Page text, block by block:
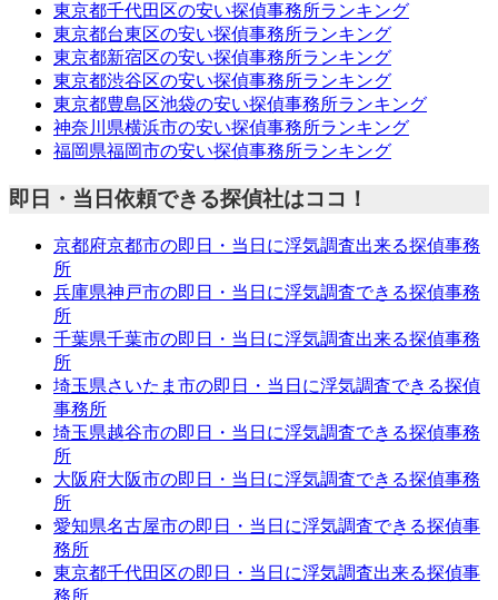
東京都千代田区の安い探偵事務所ランキング
東京都台東区の安い探偵事務所ランキング
東京都新宿区の安い探偵事務所ランキング
東京都渋谷区の安い探偵事務所ランキング
東京都豊島区池袋の安い探偵事務所ランキング
神奈川県横浜市の安い探偵事務所ランキング
福岡県福岡市の安い探偵事務所ランキング
即日・当日依頼できる探偵社はココ！
京都府京都市の即日・当日に浮気調査出来る探偵事務
所
兵庫県神戸市の即日・当日に浮気調査できる探偵事務
所
千葉県千葉市の即日・当日に浮気調査出来る探偵事務
所
埼玉県さいたま市の即日・当日に浮気調査できる探偵
事務所
埼玉県越谷市の即日・当日に浮気調査できる探偵事務
所
大阪府大阪市の即日・当日に浮気調査できる探偵事務
所
愛知県名古屋市の即日・当日に浮気調査できる探偵事
務所
東京都千代田区の即日・当日に浮気調査出来る探偵事
務所